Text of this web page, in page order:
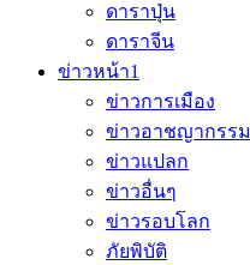
ดาราปุ่น
ดาราจีน
ข่าวหน้า1
ข่าวการเมือง
ข่าวอาชญากรรม
ข่าวแปลก
ข่าวอื่นๆ
ข่าวรอบโลก
ภัยพิบัติ